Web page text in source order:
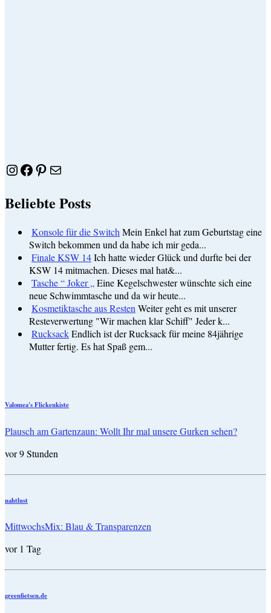
Instagram
Facebook
Pinterest
E-Mail
Beliebte Posts
Konsole für die Switch Mein Enkel hat zum Geburtstag eine
Switch bekommen und da habe ich mir geda...
Finale KSW 14Ich hatte wieder Glück und durfte bei der
KSW 14 mitmachen. Dieses mal hat&...
Tasche “ Joker „ Eine Kegelschwester wünschte sich eine
neue Schwimmtasche und da wir heute...
Kosmetiktasche aus Resten Weiter geht es mit unserer
Resteverwertung "Wir machen klar Schiff" Jeder k...
RucksackEndlich ist der Rucksack für meine 84jährige
Mutter fertig. Es hat Spaß gem...
Valomea's Flickenkiste
Plausch am Gartenzaun: Wollt Ihr mal unsere Gurken sehen?
vor 9 Stunden
nahtlust
MittwochsMix: Blau & Transparenzen
vor 1 Tag
greenfietsen.de